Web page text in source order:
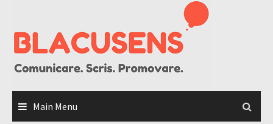
content
Main Menu